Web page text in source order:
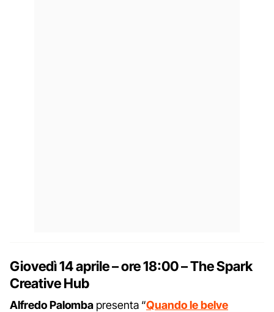
Giovedì14 aprile– ore18:00 –The Spark
Creative Hub
Alfredo Palomba presenta “Quando le belve